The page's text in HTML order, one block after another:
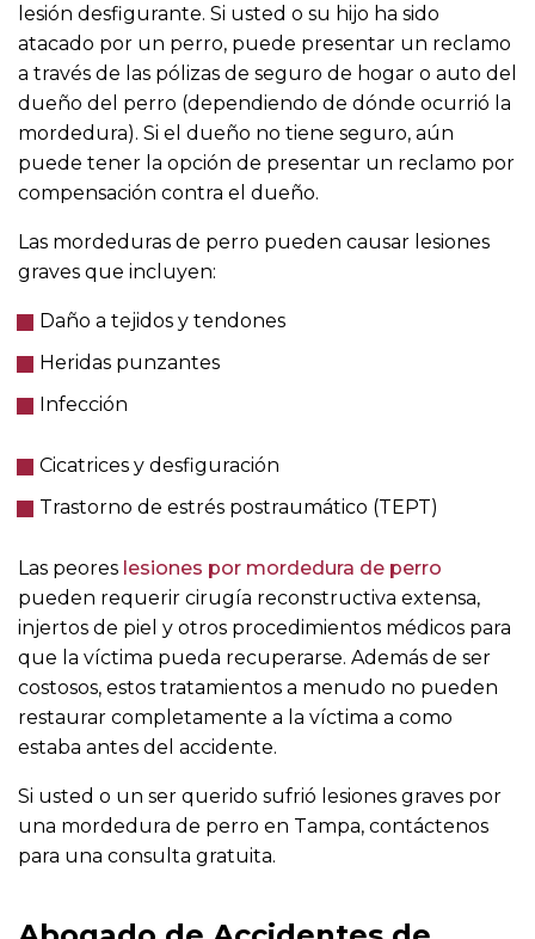
lesión desfigurante. Si usted o su hijo ha sido
atacado por un perro, puede presentar un reclamo
a través de las pólizas de seguro de hogar o auto del
dueño del perro (dependiendo de dónde ocurrió la
mordedura). Si el dueño no tiene seguro, aún
puede tener la opción de presentar un reclamo por
compensación contra el dueño.
Las mordeduras de perro pueden causar lesiones
graves que incluyen:
Daño a tejidos y tendones
Heridas punzantes
Infección
Cicatrices y desfiguración
Trastorno de estrés postraumático (TEPT)
Las peores lesiones por mordedura de perro
pueden requerir cirugía reconstructiva extensa,
injertos de piel y otros procedimientos médicos para
que la víctima pueda recuperarse. Además de ser
costosos, estos tratamientos a menudo no pueden
restaurar completamente a la víctima a como
estaba antes del accidente.
Si usted o un ser querido sufrió lesiones graves por
una mordedura de perro en Tampa, contáctenos
para una consulta gratuita.